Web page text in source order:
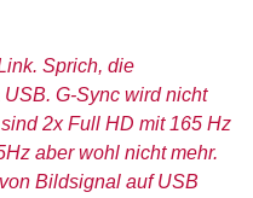
Sprich, die
G-Sync wird nicht
2x Full HD mit 165 Hz
aber wohl nicht mehr.
Bildsignal auf USB